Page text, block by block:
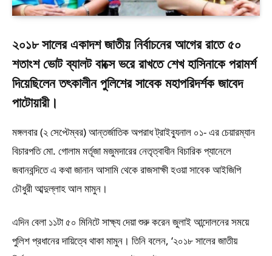
২০১৮ সালের একাদশ জাতীয় নির্বাচনের আগের রাতে ৫০
শতাংশ ভোট ব্যালট বাক্সে ভরে রাখতে শেখ হাসিনাকে পরামর্শ
দিয়েছিলেন তৎকালীন পুলিশের সাবেক মহাপরিদর্শক জাবেদ
পাটোয়ারী।
মঙ্গলবার (২ সেপ্টেম্বর) আন্তর্জাতিক অপরাধ ট্রাইব্যুনাল ০১- এর চেয়ারম্যান
বিচারপতি মো. গোলাম মর্তূজা মজুমদারের নেতৃত্বাধীন বিচারিক প্যানেলে
জবানবন্দিতে এ কথা জানান আসামি থেকে রাজসাক্ষী হওয়া সাবেক আইজিপি
চৌধুরী আব্দুল্লাহ আল মামুন।
এদিন বেলা ১১টা ৫০ মিনিটে সাক্ষ্য দেয়া শুরু করেন জুলাই আন্দোলনের সময়ে
পুলিশ প্রধানের দায়িত্বে থাকা মামুন। তিনি বলেন, ‘২০১৮ সালের জাতীয়